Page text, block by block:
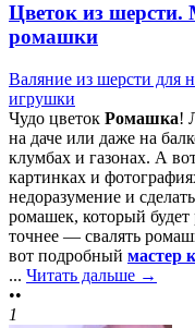
Цветок из шерсти.
ромашки
Валяние из шерсти для
игрушки
Чудо цветок Ромашка!
на даче или даже на
клумбах и газонах. А
картинках и
недоразумение и
ромашек, который будет
точнее — свалять
вот подробный мастер
... Читать дальше →
••
1